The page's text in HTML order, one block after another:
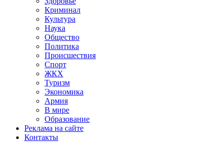
Криминал
Культура
Наука
Общество
Политика
Происшествия
Спорт
ЖКХ
Туризм
Экономика
Армия
В мире
Образование
Реклама на сайте
Контакты